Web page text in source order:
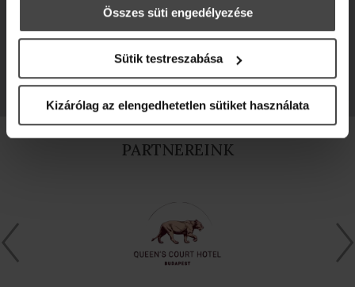
Összes süti engedélyezése
Sütik testreszabása
Kizárólag az elengedhetetlen sütiket használata
PARTNEREINK